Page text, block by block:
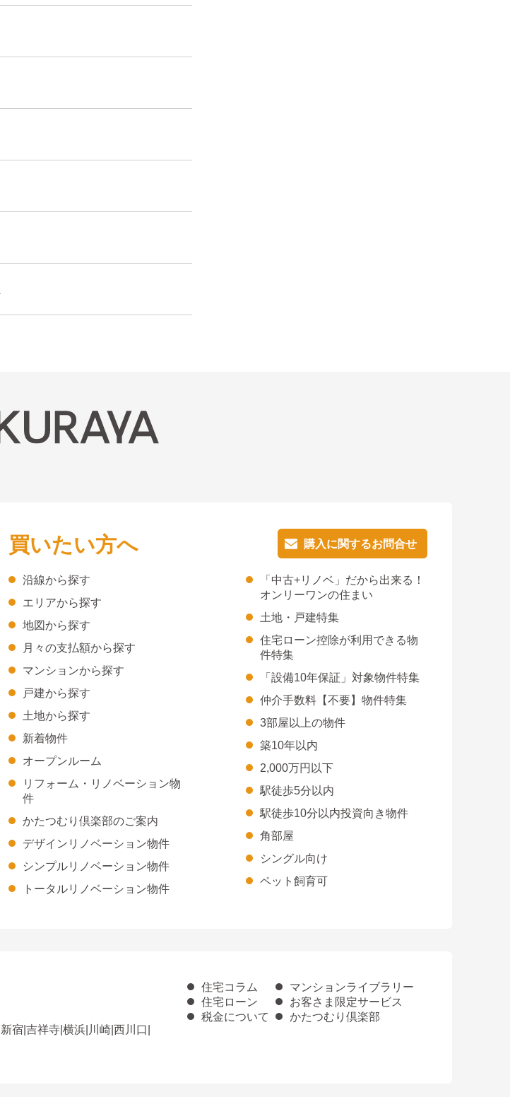
購入に関するお問合せ
買いたい方へ 購入に関するお問合せ
沿線から探す
エリアから探す
地図から探す
月々の支払額から探す
マンションから探す
戸建から探す
土地から探す
新着物件
オープンルーム
リフォーム・リノベーション物
件
かたつむり倶楽部のご案内
デザインリノベーション物件
シンプルリノベーション物件
トータルリノベーション物件
「中古+リノベ」だから出来る！
オンリーワンの住まい
土地・戸建特集
住宅ローン控除が利用できる物
件特集
「設備10年保証」対象物件特集
仲介手数料【不要】物件特集
3部屋以上の物件
築10年以内
2,000万円以下
駅徒歩5分以内
駅徒歩10分以内投資向き物件
角部屋
シングル向け
ペット飼育可
新宿 吉祥寺 横浜 川崎 西川口
住宅コラム
マンションライブラリー
住宅ローン
お客さま限定サービス
税金について
かたつむり倶楽部